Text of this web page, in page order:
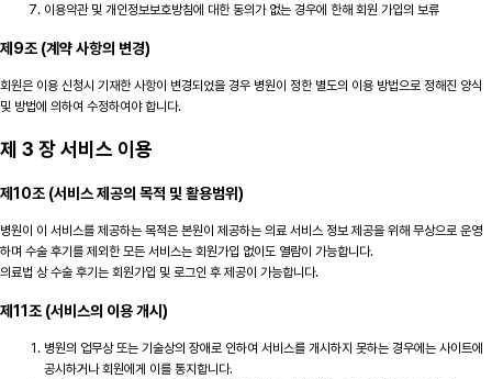
이용약관 및 개인정보보호방침에 대한 동의가 없는 경우에 한해 회원 가입의 보류
제9조 (계약 사항의 변경)
회원은 이용 신청시 기재한 사항이 변경되었을 경우 병원이 정한 별도의 이용 방법으로 정해진 양식
및 방법에 의하여 수정하여야 합니다.
제 3 장 서비스 이용
제10조 (서비스 제공의 목적 및 활용범위)
병원이 이 서비스를 제공하는 목적은 본원이 제공하는 의료 서비스 정보 제공을 위해 무상으로 운영
하며 수술 후기를 제외한 모든 서비스는 회원가입 없이도 열람이 가능합니다.
의료법 상 수술 후기는 회원가입 및 로그인 후 제공이 가능합니다.
제11조 (서비스의 이용 개시)
병원의 업무상 또는 기술상의 장애로 인하여 서비스를 개시하지 못하는 경우에는 사이트에
공시하거나 회원에게 이를 통지합니다.